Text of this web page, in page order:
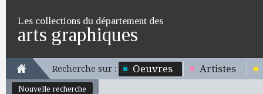
Les collections du département des
arts graphiques
Recherche sur : Oeuvres Artistes
Nouvelle recherche